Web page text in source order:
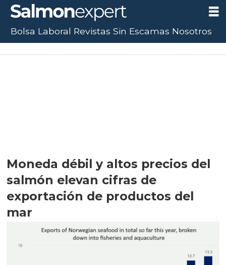
Moneda débil y altos precios del
salmón elevan cifras de
exportación de productos del
mar
Bolsa Laboral Revistas Sin Escamas Nosotros